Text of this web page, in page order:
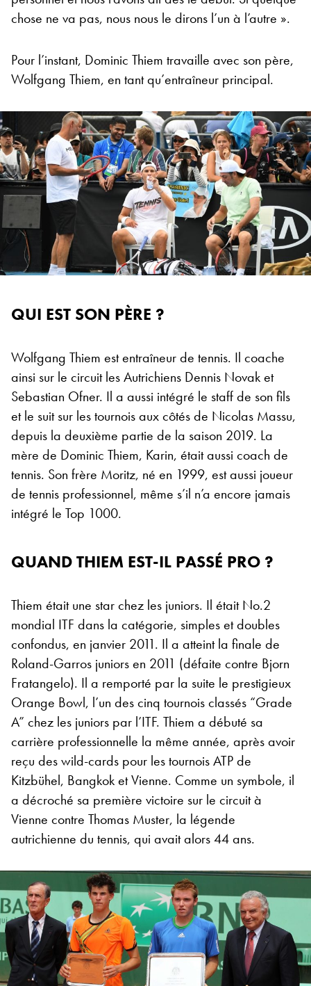
chose ne va pas, nous nous le dirons l’un à l’autre ».
Pour l’instant, Dominic Thiem travaille avec son père,
Wolfgang Thiem, en tant qu’entraîneur principal.
QUI EST SON PÈRE ?
Wolfgang Thiem est entraîneur de tennis. Il coache
ainsi sur le circuit les Autrichiens Dennis Novak et
Sebastian Ofner. Il a aussi intégré le staff de son fils
et le suit sur les tournois aux côtés de Nicolas Massu,
depuis la deuxième partie de la saison 2019. La
mère de Dominic Thiem, Karin, était aussi coach de
tennis. Son frère Moritz, né en 1999, est aussi joueur
de tennis professionnel, même s’il n’a encore jamais
intégré le Top 1000.
QUAND THIEM EST-IL PASSÉ PRO ?
Thiem était une star chez les juniors. Il était No.2
mondial ITF dans la catégorie, simples et doubles
confondus, en janvier 2011. Il a atteint la finale de
Roland-Garros juniors en 2011 (défaite contre Bjorn
Fratangelo). Il a remporté par la suite le prestigieux
Orange Bowl, l’un des cinq tournois classés “Grade
A” chez les juniors par l’ITF. Thiem a débuté sa
carrière professionnelle la même année, après avoir
reçu des wild-cards pour les tournois ATP de
Kitzbühel, Bangkok et Vienne. Comme un symbole, il
a décroché sa première victoire sur le circuit à
Vienne contre Thomas Muster, la légende
autrichienne du tennis, qui avait alors 44 ans.